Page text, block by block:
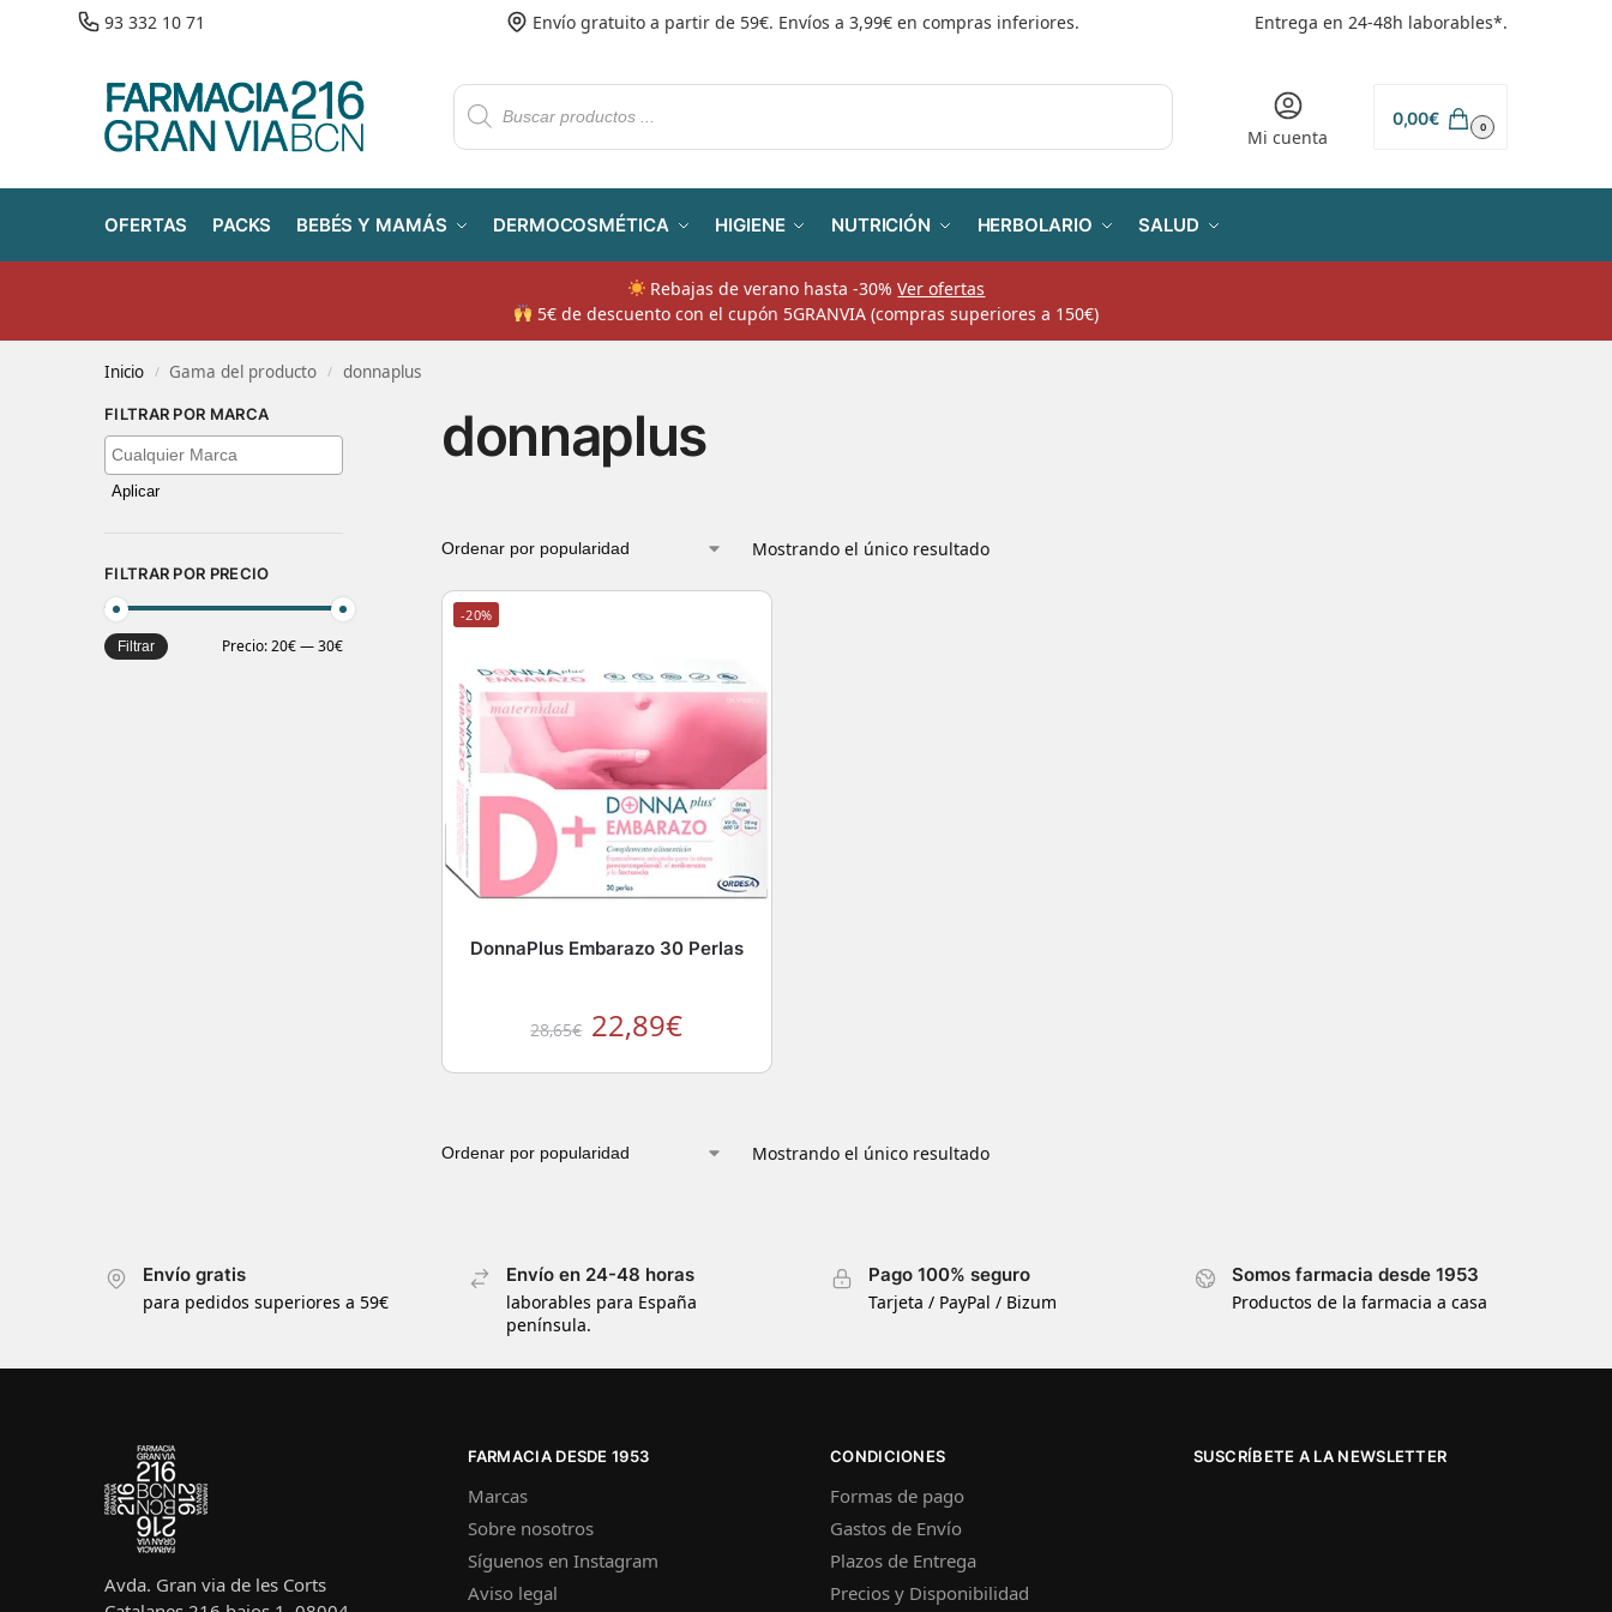
93 332 10 71 Envío gratuito a partir de 59€. Envíos a 3,99€ en compras inferiores. Entrega en 24-48h laborables*.
Mi cuenta
0,00€ 0
OFERTAS PACKS BEBÉS Y MAMÁS DERMOCOSMÉTICA HIGIENE NUTRICIÓN HERBOLARIO SALUD
Rebajas de verano hasta -30%Ver ofertas
​ 5€ de descuento con el cupón 5GRANVIA (compras superiores a 150€)
Inicio / Gama del producto / donnaplus
donnaplus
Mostrando el único resultado
-20%
DonnaPlus Embarazo 30 Perlas
28,65€ 22,89€
Mostrando el único resultado
FILTRAR POR MARCA
Aplicar
FILTRAR POR PRECIO
Filtrar Precio:20€—30€
Envío gratis
para pedidos superiores a 59€
Envío en 24-48 horas
laborables para España
península.
Pago 100% seguro
Tarjeta / PayPal / Bizum
Somos farmacia desde 1953
Productos de la farmacia a casa
Avda. Gran via de les Corts
FARMACIA DESDE 1953
Marcas
Sobre nosotros
Síguenos en Instagram
Aviso legal
CONDICIONES
Formas de pago
Gastos de Envío
Plazos de Entrega
Precios y Disponibilidad
SUSCRÍBETE A LA NEWSLETTER